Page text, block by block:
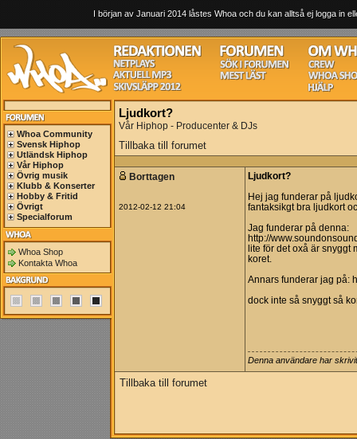
I början av Januari 2014 låstes Whoa och du kan alltså ej logga in
Whoa Community
Svensk Hiphop
Utländsk Hiphop
Vår Hiphop
Övrig musik
Klubb & Konserter
Hobby & Fritid
Övrigt
Specialforum
Whoa Shop
Kontakta Whoa
Ljudkort?
Vår Hiphop - Producenter & DJs
Tillbaka till forumet
Borttagen
2012-02-12 21:04
Ljudkort?
Hej jag funderar på
fantaksikgt bra ljudkort
Jag funderar på denna:
http://
lite för det oxå är snyggt
koret.
Annars funderar jag på:
dock inte så snyggt så
Denna användare har
Tillbaka till forumet